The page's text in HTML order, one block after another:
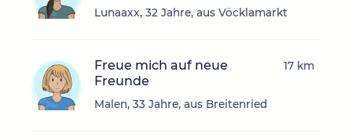
Lunaaxx, 32 Jahre, aus Vöcklamarkt
Freue mich auf neue
Freunde
Malen, 33 Jahre, aus Breitenried
17 km